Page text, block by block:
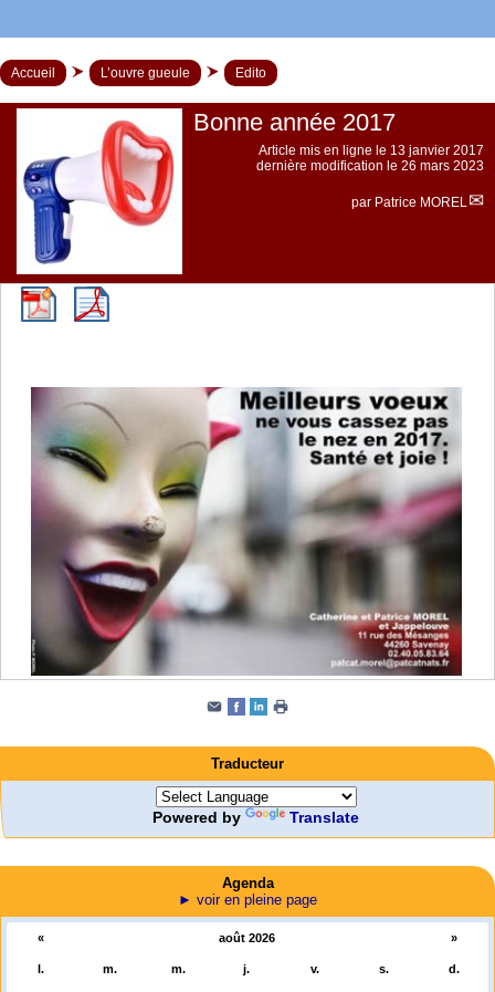
Accueil L’ouvre gueule Edito
Bonne année 2017
Article mis en ligne le 13 janvier 2017
dernière modification le 26 mars 2023
par Patrice MOREL
Traducteur
Powered by Translate
Agenda
► voir en pleine page
« août 2026 »
l. m. m. j. v. s. d.